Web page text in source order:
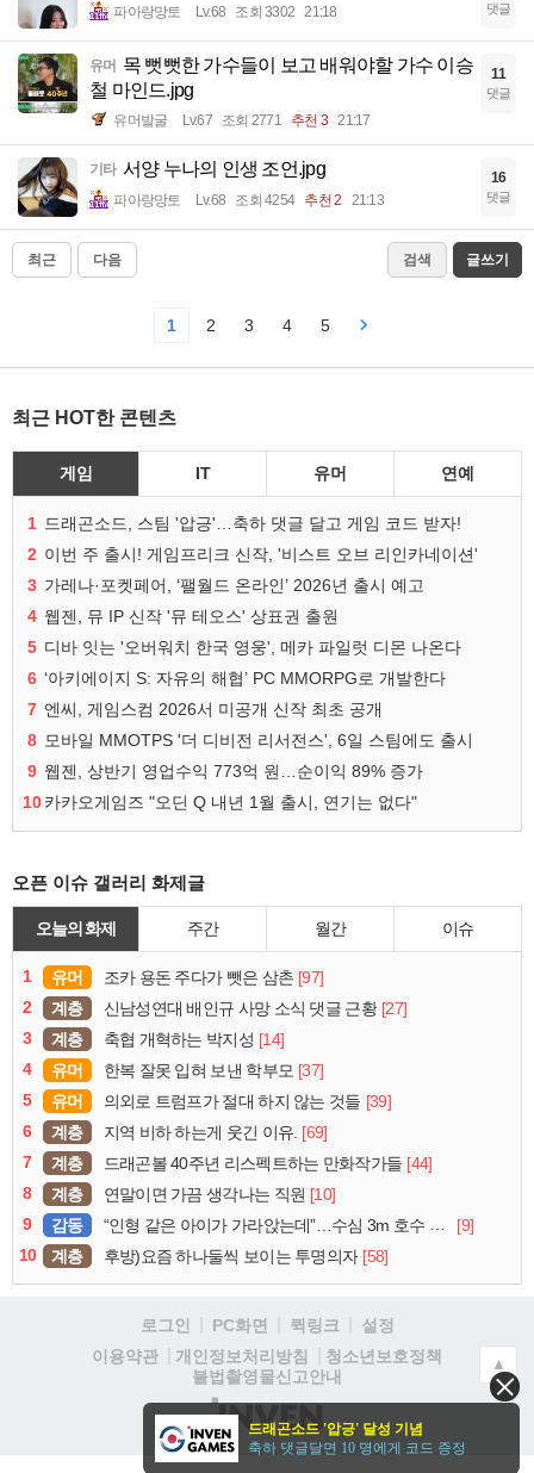
파아랑망토 Lv.68 조회 3302 21:18 댓글
유머 목 뻣뻣한 가수들이 보고 배워야할 가수 이승
철 마인드.jpg
유머발굴 Lv.67 조회 2771 추천 3 21:17
11
댓글
기타 서양 누나의 인생 조언.jpg
파아랑망토 Lv.68 조회 4254 추천 2 21:13
16
댓글
최근 다음 검색 글쓰기
1 2 3 4 5
최근 HOT한 콘텐츠
게임 IT 유머 연예
1 드래곤소드, 스팀 '압긍'…축하 댓글 달고 게임 코드 받자!
2 이번 주 출시! 게임프리크 신작, '비스트 오브 리인카네이션'
3 가레나·포켓페어, ‘팰월드 온라인’ 2026년 출시 예고
4 웹젠, 뮤 IP 신작 '뮤 테오스' 상표권 출원
5 디바 잇는 '오버워치 한국 영웅', 메카 파일럿 디몬 나온다
6 ‘아키에이지 S: 자유의 해협’ PC MMORPG로 개발한다
7 엔씨, 게임스컴 2026서 미공개 신작 최초 공개
8 모바일 MMOTPS '더 디비전 리서전스', 6일 스팀에도 출시
9 웹젠, 상반기 영업수익 773억 원…순이익 89% 증가
10카카오게임즈 "오딘 Q 내년 1월 출시, 연기는 없다"
오픈 이슈 갤러리 화제글
오늘의 화제 주간 월간 이슈
1 유머 조카 용돈 주다가 뺏은 삼촌 [97]
2
계층 신남성연대 배인규 사망 소식 댓글 근황 [27]
3
계층 축협 개혁하는 박지성 [14]
4
유머 한복 잘못 입혀 보낸 학부모 [37]
5
유머 의외로 트럼프가 절대 하지 않는 것들 [39]
6
계층 지역 비하 하는게 웃긴 이유. [69]
7
계층 드래곤볼 40주년 리스펙트하는 만화작가들 [44]
8
계층 연말이면 가끔 생각나는 직원 [10]
9
감동 “인형 같은 아이가 가라앉는데”…수심 3m 호수 뛰어든 60대 의인
[9]
10
계층 후방)요즘 하나둘씩 보이는 투명의자 [58]
로그인 PC화면 퀵링크
설정
이용약관
개인정보처리방침
청소년보호정책
불법촬영물신고안내
(주)
인
벤
▲
드래곤소드 '압긍' 달성 기념
축하 댓글달면 10 명에게 코드 증정